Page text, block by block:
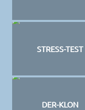
STRESS-TEST
DER-KLON